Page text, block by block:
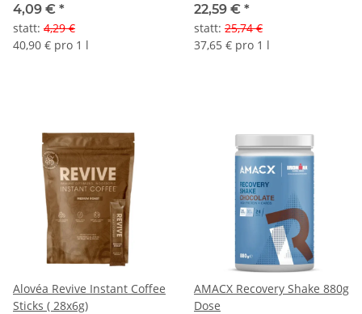
4,09 € *
statt: 4,29 €
40,90 € pro 1 l
22,59 € *
statt: 25,74 €
37,65 € pro 1 l
Alovéa Revive Instant Coffee
Sticks ( 28x6g)
AMACX Recovery Shake 880g
Dose